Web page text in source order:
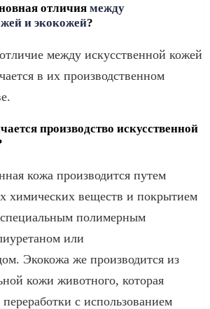
отличия между
и экокожей?
между искусственной кожей
в их производственном
производство искусственной
кожа производится путем
химических веществ и покрытием
полимерным
или
Экокожа же производится из
кожи животного, которая
с использованием